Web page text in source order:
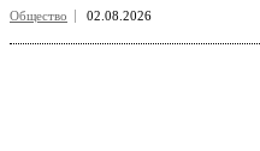
Общество 02.08.2026